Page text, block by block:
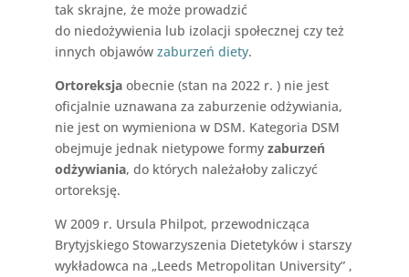
tak skrajne, że może prowadzić
do niedożywienia lub izolacji społecznej czy też
innych objawów zaburzeń diety.
Ortoreksjaobecnie (stan na 2022 r. ) nie jest
oficjalnie uznawana za zaburzenie odżywiania,
nie jest on wymieniona w DSM. Kategoria DSM
obejmuje jednak nietypowe formy zaburzeń
odżywiania, do których należałoby zaliczyć
ortoreksję.
W 2009 r. Ursula Philpot, przewodnicząca
Brytyjskiego Stowarzyszenia Dietetyków i starszy
wykładowca na „Leeds Metropolitan University” ,